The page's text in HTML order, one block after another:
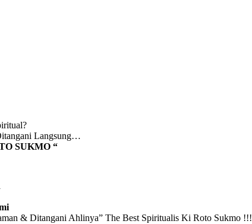
Langsung…
SUKMO “
& Ditangani Ahlinya” The Best Spiritualis Ki Roto Sukmo !!!